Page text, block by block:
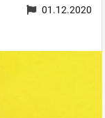
01.12.2020